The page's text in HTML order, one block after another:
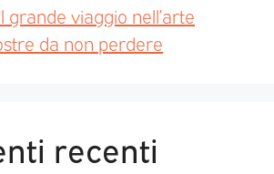
grande viaggio nell’arte
da non perdere
recenti